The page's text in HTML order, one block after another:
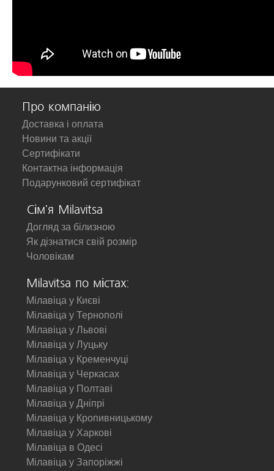
Про компанію
Доставка і оплата
Новини та акції
Сертифікати
Контактна інформація
Подарунковий сертифікат
Сім'я Milavitsa
Догляд за білизною
Як дізнатися свій розмір
Чоловікам
Milavitsa по містах:
Мілавіца у Києві
Мілавіца у Тернополі
Мілавіца у Львові
Мілавіца у Луцьку
Мілавіца у Кременчуці
Мілавіца у Черкасах
Мілавіца у Полтаві
Мілавіца у Дніпрі
Мілавіца у Кропивницькому
Мілавіца у Харкові
Мілавіца в Одесі
Мілавіца у Запоріжжі